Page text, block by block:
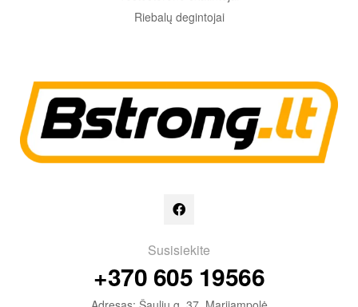
Susisiekite
+370 605 19566
Riebalų degintojai